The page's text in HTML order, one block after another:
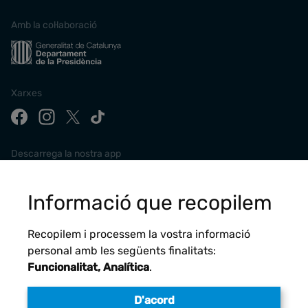
Amb la col·laboració
Xarxes
Descarrega la nostra app
Informació que recopilem
Recopilem i processem la vostra informació
personal amb les següents finalitats:
Funcionalitat, Analítica.
D'acord